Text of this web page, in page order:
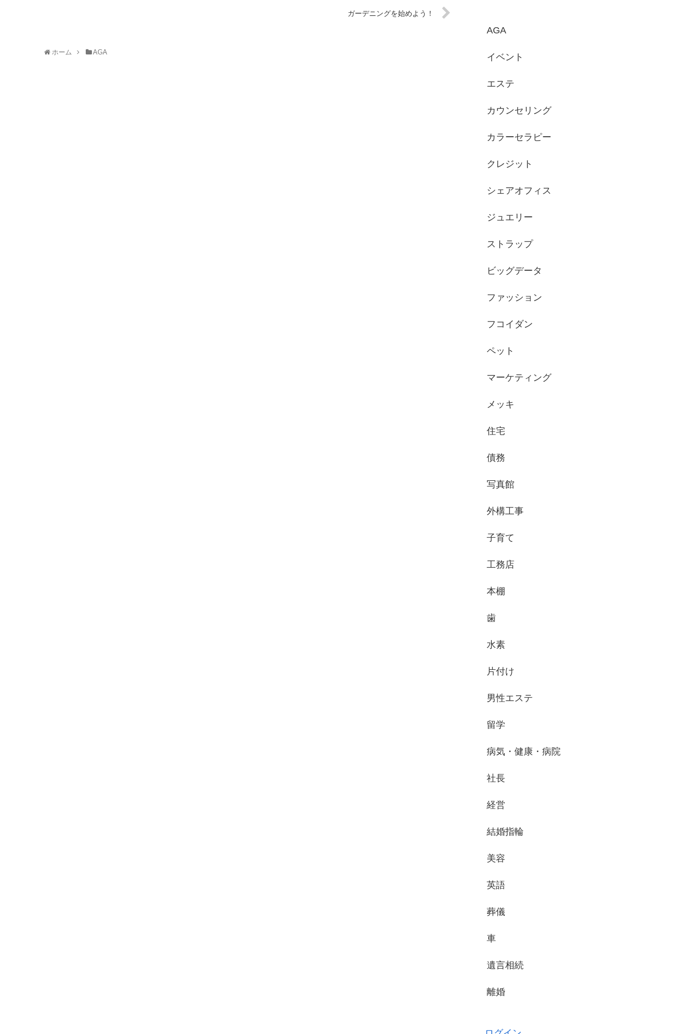
ガーデニングを始めよう！
ホーム AGA
AGA
イベント
エステ
カウンセリング
カラーセラピー
クレジット
シェアオフィス
ジュエリー
ストラップ
ビッグデータ
ファッション
フコイダン
ペット
マーケティング
メッキ
住宅
債務
写真館
外構工事
子育て
工務店
本棚
歯
水素
片付け
男性エステ
留学
病気・健康・病院
社長
経営
結婚指輪
美容
英語
葬儀
車
遺言相続
離婚